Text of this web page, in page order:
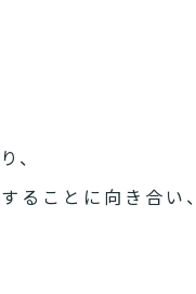
、
ることに向き合い、